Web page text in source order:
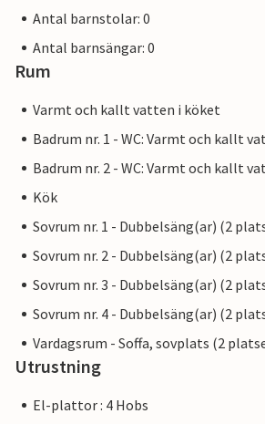
Antal barnstolar: 0
Antal barnsängar: 0
Rum
Varmt och kallt vatten i köket
Badrum nr. 1 - WC: Varmt och kallt
Badrum nr. 2 - WC: Varmt och kallt
Kök
Sovrum nr. 1 - Dubbelsäng(ar) (2
Sovrum nr. 2 - Dubbelsäng(ar) (2
Sovrum nr. 3 - Dubbelsäng(ar) (2
Sovrum nr. 4 - Dubbelsäng(ar) (2
Vardagsrum - Soffa, sovplats (2
Utrustning
El-plattor : 4 Hobs